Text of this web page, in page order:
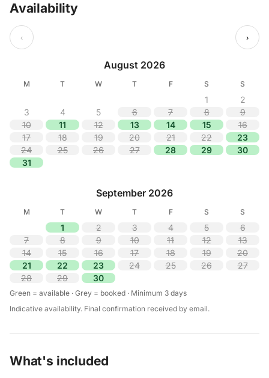
Availability
‹ ›
August 2026
M T W T F S S
1
2
3
4 5 6 7 8
9
10
11 12 13 14 15
16
17
18 19 20 21 22
23
24
25 26 27 28 29
30
31
September 2026
M T W T F S S
1 2 3 4 5
6
7
8 9 10 11 12
13
14
15 16 17 18 19
20
21
22 23 24 25 26
27
28
29 30
Green = available · Grey = booked · Minimum 3 days
Indicative availability. Final confirmation received by email.
What's included